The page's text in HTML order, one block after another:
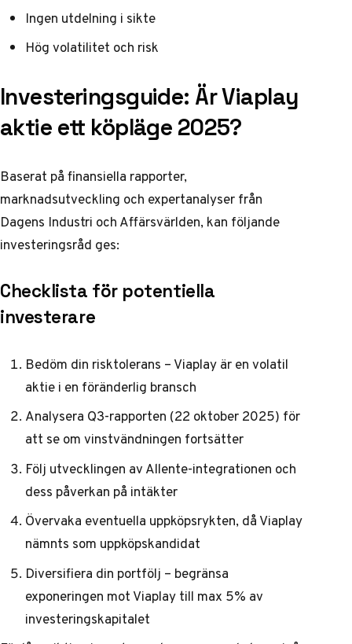
Ingen utdelning i sikte
Hög volatilitet och risk
Investeringsguide: Är Viaplay
aktie ett köpläge 2025?
Baserat på finansiella rapporter,
marknadsutveckling och expertanalyser från
Dagens Industri ochAffärsvärlden, kan följande
investeringsråd ges:
Checklista för potentiella
investerare
Bedöm din risktolerans – Viaplay är en volatil
aktie i en föränderlig bransch
Analysera Q3-rapporten (22 oktober 2025) för
att se om vinstvändningen fortsätter
Följ utvecklingen av Allente-integrationen och
dess påverkan på intäkter
Övervaka eventuella uppköpsrykten, då Viaplay
nämnts som uppköpskandidat
Diversifiera din portfölj – begränsa
exponeringen mot Viaplay till max 5% av
investeringskapitalet